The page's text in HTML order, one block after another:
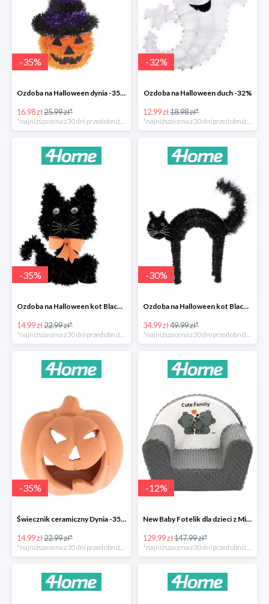
-35%
Ozdoba na Halloween dynia -35%
16.98 zł25.99 zł*
*najniższa cena z 30 dni przed obniżką
-32%
Ozdoba na Halloween duch -32%
12.99 zł18.98 zł*
*najniższa cena z 30 dni przed obniżką
-35%
Ozdoba na Halloween kot Blackie -35%
14.99 zł22.99 zł*
-30%
Ozdoba na Halloween kot Black -35%
34.99 zł49.99 zł*
-35%
Świecznik ceramiczny Dynia -35%
14.99 zł22.99 zł*
*najniższa cena z 30 dni przed obniżką
-12%
New Baby Fotelik dla dzieci z Minky Cute Family -12%
129.99 zł147.99 zł*
*najniższa cena z 30 dni przed obniżką